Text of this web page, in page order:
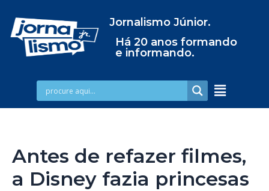
Jornalismo Júnior.
Há 20 anos formando
e informando.
Antes de refazer filmes,
a Disney fazia princesas